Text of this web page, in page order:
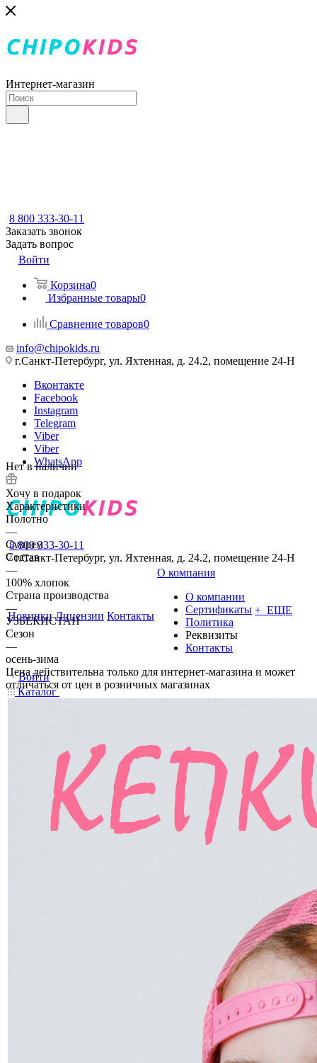
Интернет-магазин
8 800 333-30-11
Заказать звонок
Задать вопрос
Войти
Корзина0
Избранные товары0
Сравнение товаров0
info@chipokids.ru
г.Санкт-Петербург, ул. Яхтенная, д. 24.2, помещение 24-Н
Вконтакте
Facebook
Instagram
Telegram
Viber
Viber
WhatsApp
8 800 333-30-11
г.Санкт-Петербург, ул. Яхтенная, д. 24.2, помещение 24-Н
Новинки Лицензии Контакты
О компания
О компании
Сертификаты
Политика
Реквизиты
Контакты
+ ЕЩЕ
Войти
Каталог
Нет в наличии
Хочу в подарок
Характеристики
Полотно
—
Супрем
Состав
—
100% хлопок
Страна производства
—
УЗБЕКИСТАН
Сезон
—
осень-зима
Цена действительна только для интернет-магазина и может
отличаться от цен в розничных магазинах